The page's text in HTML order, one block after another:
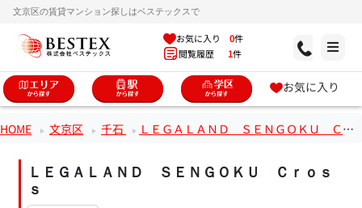
文京区の賃貸マンション探しはベステックスで
お気に入り 0件
閲覧履歴 1件
お気に入り
HOME 文京区 千石 ＬＥＧＡＬＡＮＤ ＳＥＮＧＯＫＵ Ｃｒｏｓｓ
ＬＥＧＡＬＡＮＤ ＳＥＮＧＯＫＵ Ｃｒｏｓ
ｓ